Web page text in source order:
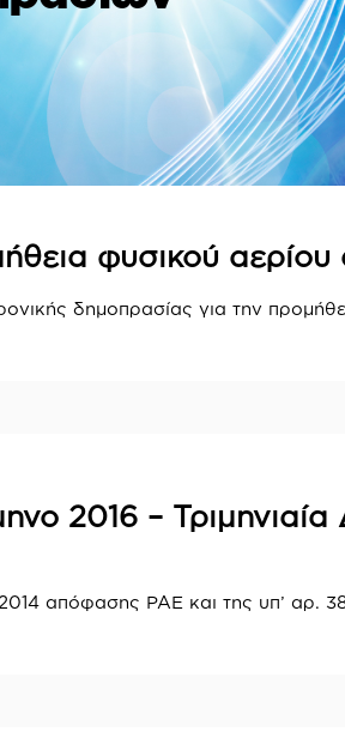
φυσικού
δημοπρασίας για την
2016 –
απόφασης ΡΑΕ και της υπ’ αρ.